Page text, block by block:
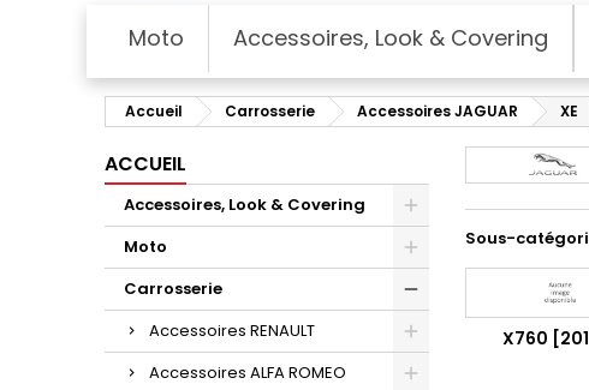
Moto Accessoires, Look & Covering
Accueil Carrosserie Accessoires JAGUAR XE
ACCUEIL
Accessoires, Look & Covering
Moto
Carrosserie
Accessoires RENAULT
Accessoires ALFA ROMEO
Sous-
X760